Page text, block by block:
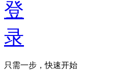
只需一步，快速开始